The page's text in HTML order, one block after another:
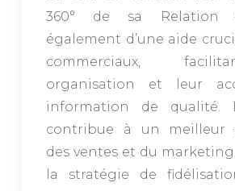
360° de sa Relation
également d’une aide
commerciaux,
organisation et leur
information de qualité.
contribue à un meilleur
des ventes et du
la stratégie de